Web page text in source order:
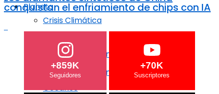
Crisis Climática
Agricultura regenerativa
Océanos
Planeta
Crisis Climática
Agricultura regenerativa
conquistan el enfriamiento de chips con IA
+859K +70K